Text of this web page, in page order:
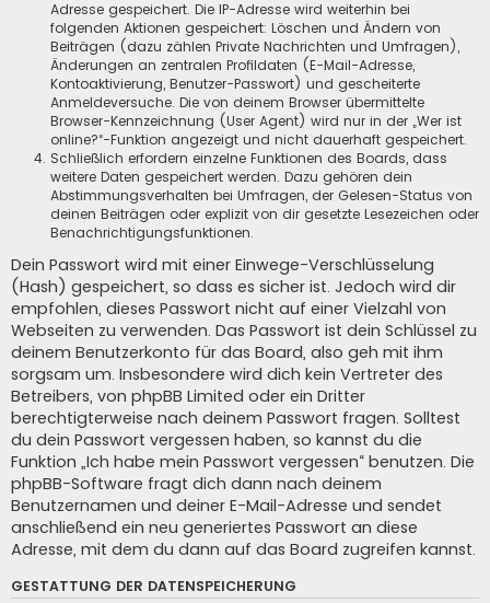
Adresse gespeichert. Die IP-Adresse wird weiterhin bei
folgenden Aktionen gespeichert: Löschen und Ändern von
Beiträgen (dazu zählen Private Nachrichten und Umfragen),
Änderungen an zentralen Profildaten (E-Mail-Adresse,
Kontoaktivierung, Benutzer-Passwort) und gescheiterte
Anmeldeversuche. Die von deinem Browser übermittelte
Browser-Kennzeichnung (User Agent) wird nur in der „Wer ist
online?“-Funktion angezeigt und nicht dauerhaft gespeichert.
Schließlich erfordern einzelne Funktionen des Boards, dass
weitere Daten gespeichert werden. Dazu gehören dein
Abstimmungsverhalten bei Umfragen, der Gelesen-Status von
deinen Beiträgen oder explizit von dir gesetzte Lesezeichen oder
Benachrichtigungsfunktionen.
Dein Passwort wird mit einer Einwege-Verschlüsselung
(Hash) gespeichert, so dass es sicher ist. Jedoch wird dir
empfohlen, dieses Passwort nicht auf einer Vielzahl von
Webseiten zu verwenden. Das Passwort ist dein Schlüssel zu
deinem Benutzerkonto für das Board, also geh mit ihm
sorgsam um. Insbesondere wird dich kein Vertreter des
Betreibers, von phpBB Limited oder ein Dritter
berechtigterweise nach deinem Passwort fragen. Solltest
du dein Passwort vergessen haben, so kannst du die
Funktion „Ich habe mein Passwort vergessen“ benutzen. Die
phpBB-Software fragt dich dann nach deinem
Benutzernamen und deiner E-Mail-Adresse und sendet
anschließend ein neu generiertes Passwort an diese
Adresse, mit dem du dann auf das Board zugreifen kannst.
GESTATTUNG DER DATENSPEICHERUNG